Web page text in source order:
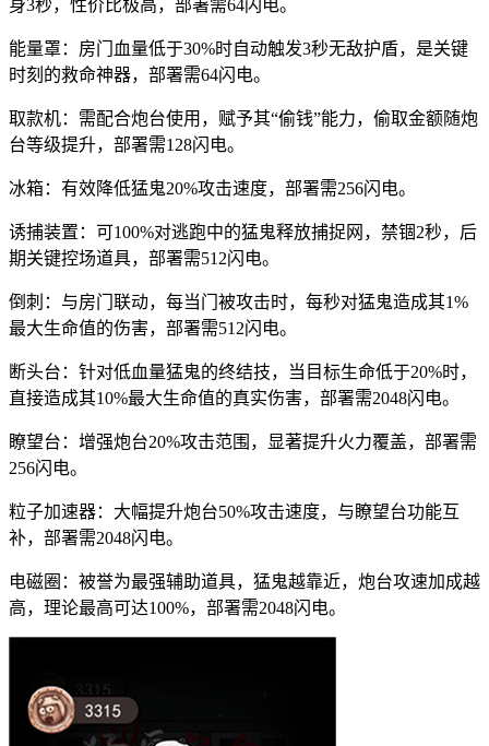
身3秒，性价比极高，部署需64闪电。
能量罩：房门血量低于30%时自动触发3秒无敌护盾，是关键
时刻的救命神器，部署需64闪电。
取款机：需配合炮台使用，赋予其“偷钱”能力，偷取金额随炮
台等级提升，部署需128闪电。
冰箱：有效降低猛鬼20%攻击速度，部署需256闪电。
诱捕装置：可100%对逃跑中的猛鬼释放捕捉网，禁锢2秒，后
期关键控场道具，部署需512闪电。
倒刺：与房门联动，每当门被攻击时，每秒对猛鬼造成其1%
最大生命值的伤害，部署需512闪电。
断头台：针对低血量猛鬼的终结技，当目标生命低于20%时，
直接造成其10%最大生命值的真实伤害，部署需2048闪电。
瞭望台：增强炮台20%攻击范围，显著提升火力覆盖，部署需
256闪电。
粒子加速器：大幅提升炮台50%攻击速度，与瞭望台功能互
补，部署需2048闪电。
电磁圈：被誉为最强辅助道具，猛鬼越靠近，炮台攻速加成越
高，理论最高可达100%，部署需2048闪电。